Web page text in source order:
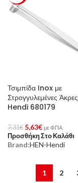
Τσιμπίδα Inox με
Στρογγυλεμένες
Hendi 680179
7,31€ 5,63€ με ΦΠΑ
Προσθήκη Στο Καλάθι
Brand:HEN-Hendi
1 2